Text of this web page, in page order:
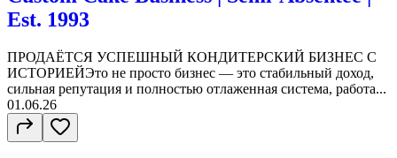
Est. 1993
ПРОДАЁТСЯ УСПЕШНЫЙ КОНДИТЕРСКИЙ БИЗНЕС С
ИСТОРИЕЙЭто не просто бизнес — это стабильный доход,
сильная репутация и полностью отлаженная система, работа...
01.06.26